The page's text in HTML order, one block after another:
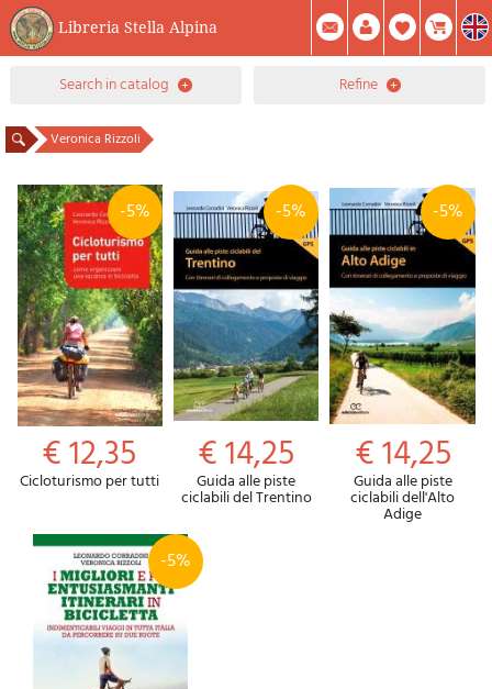
Libreria Stella Alpina
0Item(s) In Your Cart
Summary
Facebook
search in catalog refine
Veronica Rizzoli
-5%
€ 12,35
Cicloturismo per tutti
-5%
€ 14,25
Guida alle piste
ciclabili del Trentino
-5%
€ 14,25
Guida alle piste
ciclabili dell'Alto
Adige
-5%